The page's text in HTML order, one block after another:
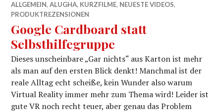
ALLGEMEIN,ALUGHA, KURZFILME, NEUESTE VIDEOS,
PRODUKTREZENSIONEN
Google Cardboard statt
Selbsthilfegruppe
Dieses unscheinbare „Gar nichts“ aus Karton ist mehr
als man auf den ersten Blick denkt! Manchmal ist der
reale Alltag echt scheiße, kein Wunder also warum
Virtual Reality immer mehr zum Thema wird! Leider ist
gute VR noch recht teuer, aber genau das Problem